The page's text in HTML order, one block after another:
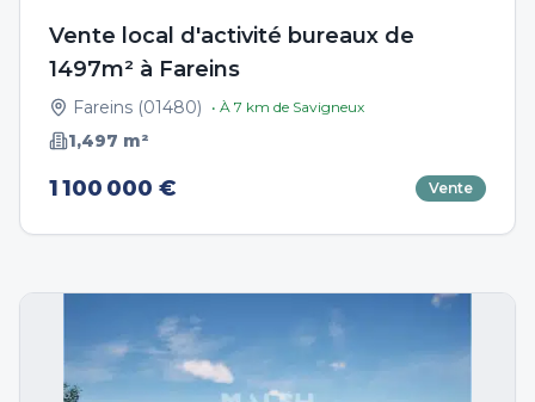
Vente local d'activité bureaux de
1497m² à Fareins
Fareins (01480) • À 7 km de Savigneux
1,497 m²
1 100 000 € Vente